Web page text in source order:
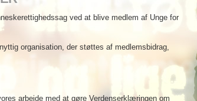
ved at blive medlem af Unge for
organisation, der støttes af medlemsbidrag,
service-meddelelser i medierne og indrykning
arbejde med at gøre Verdenserklæringen om